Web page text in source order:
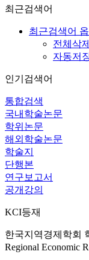
최근검색어
최근검색어
전체삭제
자동저
인기검색어
통합검색
국내학술논문
학위논문
해외학술논문
학술지
단행본
연구보고서
공개강의
KCI등재
한국지역경제학회
Regional Economic